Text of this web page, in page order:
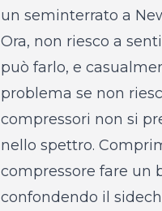
un seminterrato a
Ora, non riesco a
può farlo, e
problema se non
compressori non si
nello spettro.
compressore fare un
confondendo il